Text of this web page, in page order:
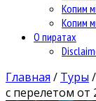
Копим
Копим
О пиратах
Главная / Туры /
с перелетом от